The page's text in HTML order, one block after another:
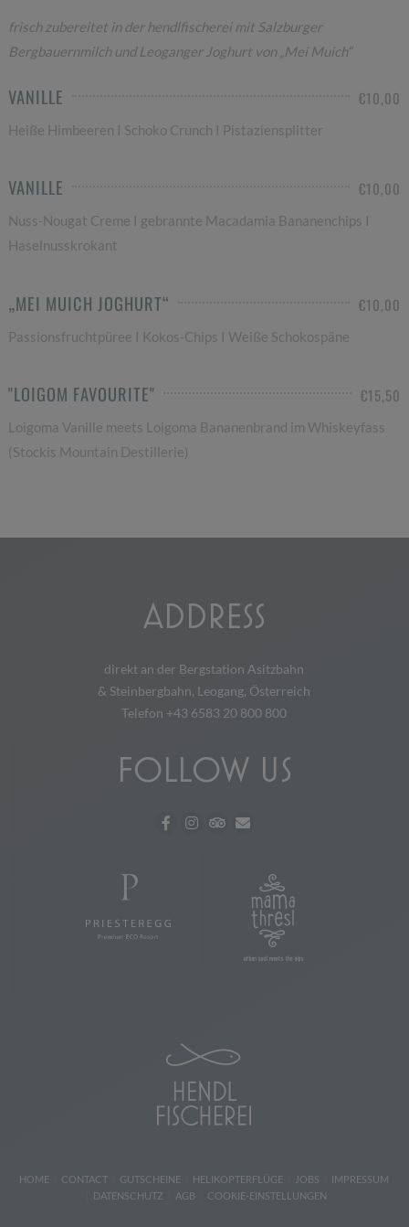
frisch zubereitet in der hendlfischerei mit Salzburger
Bergbauernmilch und Leoganger Joghurt von „Mei Muich“
VANILLE €10,00
Heiße Himbeeren I Schoko Crunch I Pistaziensplitter
VANILLE €10,00
Nuss-Nougat Creme I gebrannte Macadamia Bananenchips I
Haselnusskrokant
„MEI MUICH JOGHURT“ €10,00
Passionsfruchtpüree I Kokos-Chips I Weiße Schokospäne
"LOIGOM FAVOURITE" €15,50
Loigoma Vanille meets Loigoma Bananenbrand im Whiskeyfass
(Stockis Mountain Destillerie)
ADDRESS
direkt an der Bergstation Asitzbahn
& Steinbergbahn, Leogang, Österreich
Telefon +43 6583 20 800 800
FOLLOW US
HOME CONTACT GUTSCHEINE HELIKOPTERFLÜGE JOBS
IMPRESSUM
DATENSCHUTZ
AGB COOKIE-EINSTELLUNGEN